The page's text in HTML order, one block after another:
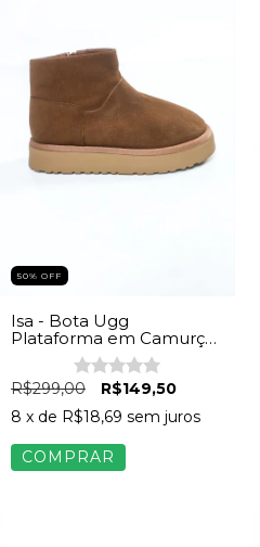
50% OFF
Isa - Bota Ugg
Plataforma em Camurça
Feminina Caramelo
R$299,00
R$149,50
8 x de R$18,69 sem juros
COMPRAR